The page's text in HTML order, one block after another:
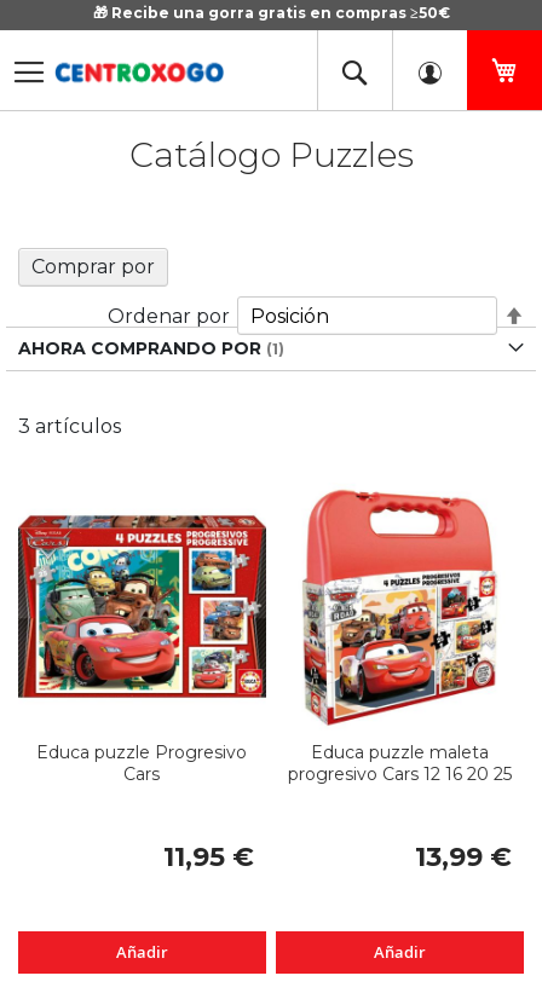
🎁 Recibe una gorra gratis en compras ≥50€
Ir
Catálogo Puzzles
Comprar por
AHORA COMPRANDO POR
3 artículos
Ordenar por
Educa puzzle Progresivo
Cars
11,95 €
Añadir
Educa puzzle maleta
progresivo Cars 12 16 20 25
13,99 €
Añadir